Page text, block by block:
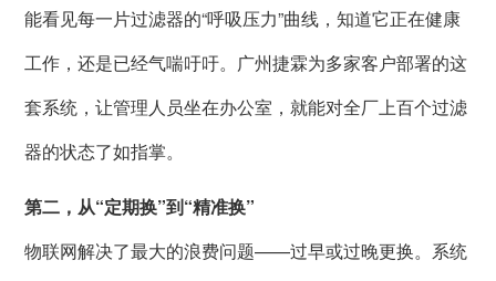
能看见每一片过滤器的“呼吸压力”曲线，知道它正在健康
工作，还是已经气喘吁吁。广州捷霖为多家客户部署的这
套系统，让管理人员坐在办公室，就能对全厂上百个过滤
器的状态了如指掌。
第二，从“定期换”到“精准换”
物联网解决了最大的浪费问题——过早或过晚更换。系统